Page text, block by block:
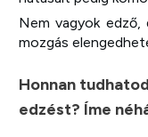
Nem vagyok edző,
mozgás
Honnan
edzést? Íme